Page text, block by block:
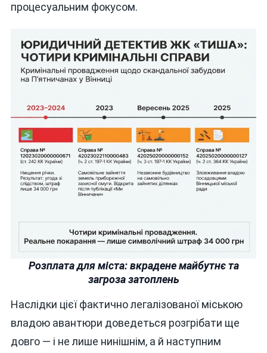
процесуальним фокусом.
Розплата для міста: вкрадене майбутнє та
загроза затоплень
Наслідки цієї фактично легалізованої міською
владою авантюри доведеться розгрібати ще
довго — і не лише нинішнім, а й наступним